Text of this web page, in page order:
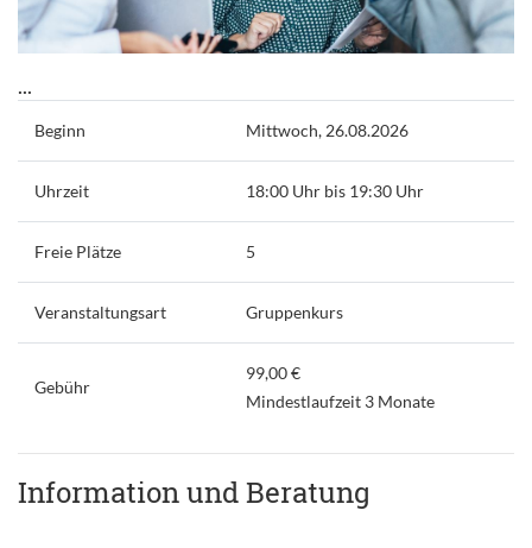
...
Beginn Mittwoch, 26.08.2026
Uhrzeit 18:00 Uhr bis 19:30 Uhr
Freie Plätze 5
Veranstaltungsart Gruppenkurs
Gebühr
99,00 €
Mindestlaufzeit 3 Monate
Information und Beratung